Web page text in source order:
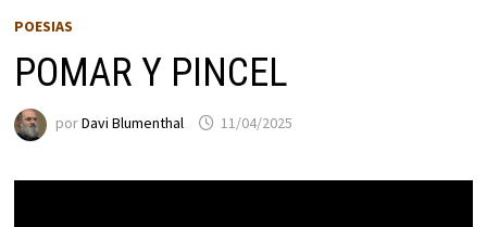
POESIAS
POMAR Y PINCEL
porDavi Blumenthal 11/04/2025